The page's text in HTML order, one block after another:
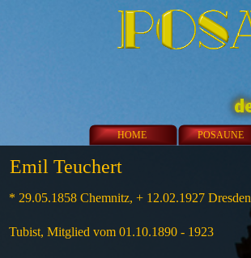
HOME POSAUNE
Emil Teuchert
* 29.05.1858 Chemnitz, + 12.02.1927 Dresden
Tubist, Mitglied vom 01.10.1890 - 1923